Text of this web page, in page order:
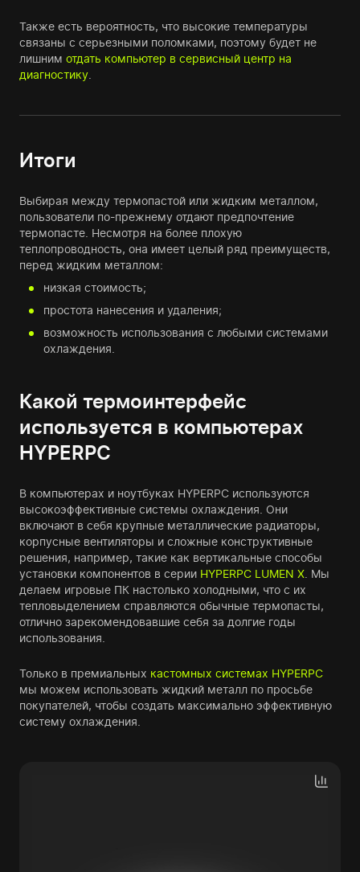
Также есть вероятность, что высокие температуры
связаны с серьезными поломками, поэтому будет не
лишним отдать компьютер в сервисный центр на
диагностику
Итоги
Выбирая между термопастой или жидким металлом,
пользователи по-прежнему отдают предпочтение
термопасте. Несмотря на более плохую
теплопроводность, она имеет целый ряд преимуществ,
перед жидким металлом:
низкая стоимость;
простота нанесения и удаления;
возможность использования с любыми системами
охлаждения.
Какой термоинтерфейс
используется в компьютерах
HYPERPC
В компьютерах и ноутбуках HYPERPC используются
высокоэффективные системы охлаждения. Они
включают в себя крупные металлические радиаторы,
корпусные вентиляторы и сложные конструктивные
решения, например, такие как вертикальные способы
установки компонентов в серии HYPERPC LUMEN X . Мы
делаем игровые ПК настолько холодными, что с их
тепловыделением справляются обычные термопасты,
отлично зарекомендовавшие себя за долгие годы
использования.
Только в премиальных кастомных системах HYPERPC
мы можем использовать жидкий металл по просьбе
покупателей, чтобы создать максимально эффективную
систему охлаждения.